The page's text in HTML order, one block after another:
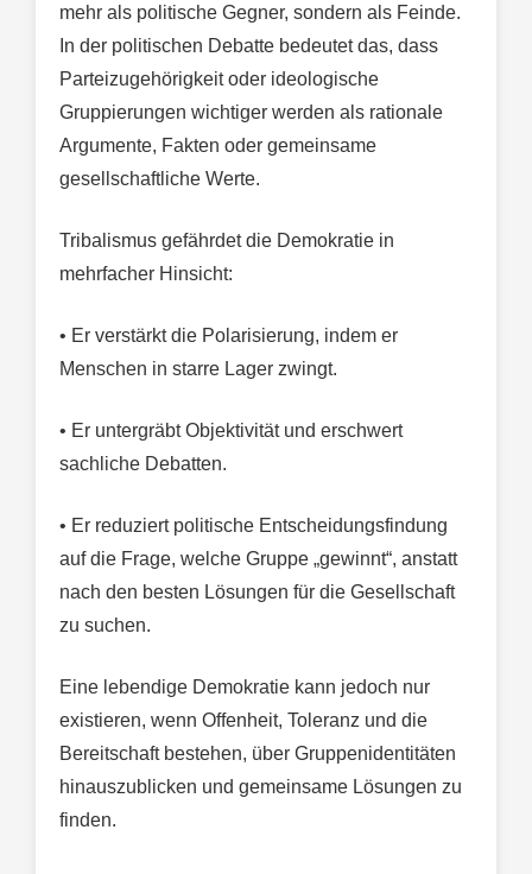
mehr als politische Gegner, sondern als Feinde.
In der politischen Debatte bedeutet das, dass
Parteizugehörigkeit oder ideologische
Gruppierungen wichtiger werden als rationale
Argumente, Fakten oder gemeinsame
gesellschaftliche Werte.
Tribalismus gefährdet die Demokratie in
mehrfacher Hinsicht:
• Er verstärkt die Polarisierung, indem er
Menschen in starre Lager zwingt.
• Er untergräbt Objektivität und erschwert
sachliche Debatten.
• Er reduziert politische Entscheidungsfindung
auf die Frage, welche Gruppe „gewinnt“, anstatt
nach den besten Lösungen für die Gesellschaft
zu suchen.
Eine lebendige Demokratie kann jedoch nur
existieren, wenn Offenheit, Toleranz und die
Bereitschaft bestehen, über Gruppenidentitäten
hinauszublicken und gemeinsame Lösungen zu
finden.